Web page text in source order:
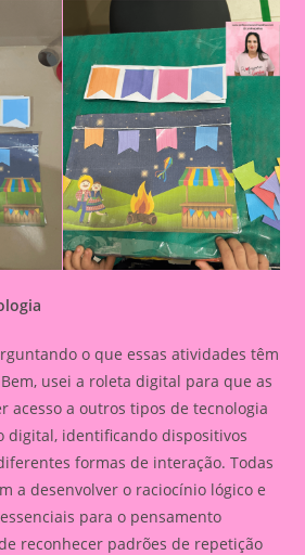
o que essas atividades têm
usei a roleta digital para que as
acesso a outros tipos de tecnologia
digital, identificando dispositivos
formas de interação. Todas
a desenvolver o raciocínio lógico e
para o pensamento
reconhecer padrões de repetição